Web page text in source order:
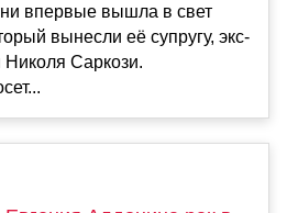
впервые вышла в свет
вынесли её супругу, экс-
Николя Саркози.